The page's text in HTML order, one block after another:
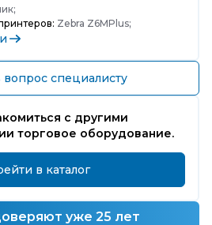
Zebra Z6MPlus;
вопрос специалисту
с другими
торговое оборудование.
в каталог
уже 25 лет